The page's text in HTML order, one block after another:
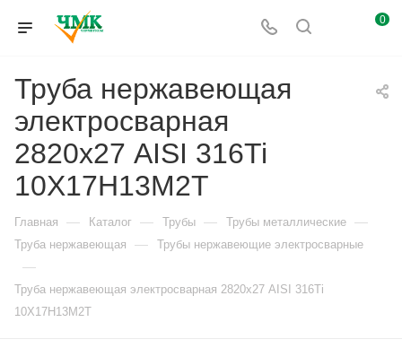
0
Труба нержавеющая
электросварная
2820х27 AISI 316Ti
10Х17Н13М2Т
Главная — Каталог — Трубы — Трубы металлические —
Труба нержавеющая — Трубы нержавеющие электросварные
—
Труба нержавеющая электросварная 2820х27 AISI 316Ti
10Х17Н13М2Т